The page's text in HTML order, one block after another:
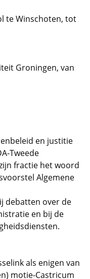
te Winschoten, tot
Groningen, van
en justitie
Tweede
fractie het woord
Algemene
debatten over de
en bij de
als enigen van
motie-Castricum